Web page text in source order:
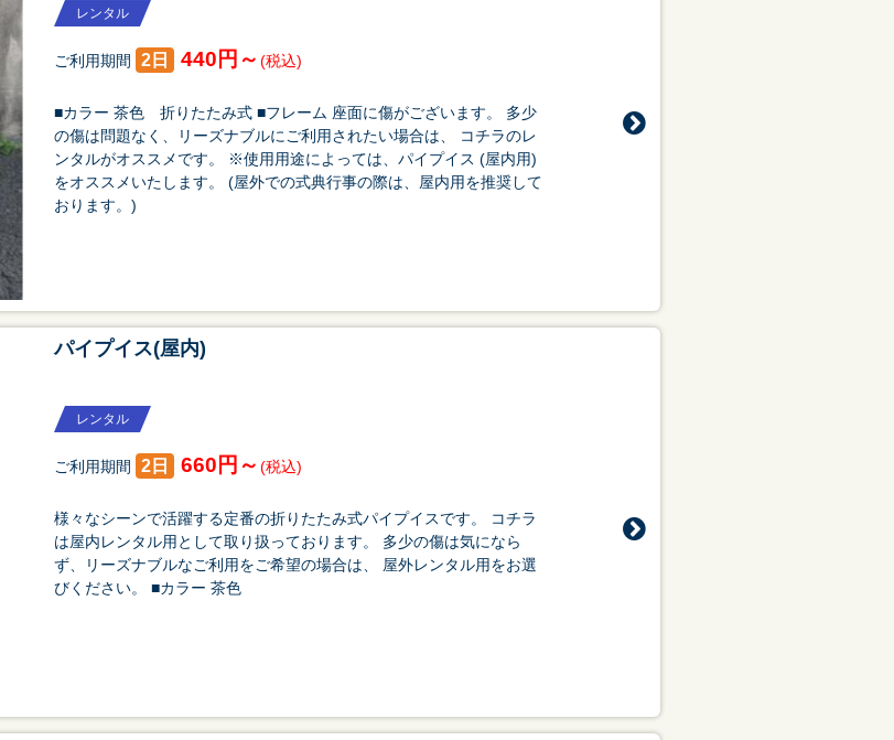
野球・ソフトボール
用品レンタル
祭り・縁日
レンタル
ご利用期間 2日 440円～ (税込)
■カラー 茶色 折りたたみ式 ■フレーム 座面に傷がございます。 多少
の傷は問題なく、リーズナブルにご利用されたい場合は、 コチラのレ
ンタルがオススメです。 ※使用用途によっては、パイプイス (屋内用)
をオススメいたします。 (屋外での式典行事の際は、屋内用を推奨して
おります。)
パイプイス(屋内)
レンタル
ご利用期間 2日 660円～ (税込)
様々なシーンで活躍する定番の折りたたみ式パイプイスです。 コチラ
は屋内レンタル用として取り扱っております。 多少の傷は気になら
ず、リーズナブルなご利用をご希望の場合は、 屋外レンタル用をお選
びください。 ■カラー 茶色